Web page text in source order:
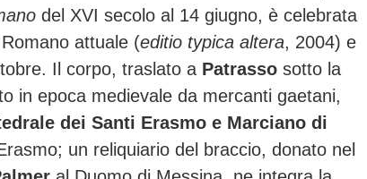
del XVI secolo al 14 giugno, è celebrata
attuale (editio typica altera, 2004) e
Il corpo, traslato a Patrasso sotto la
in epoca medievale da mercanti gaetani,
dei Santi Erasmo e Marciano di
un reliquiario del braccio, donato nel